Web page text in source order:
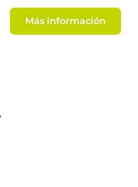
Más información